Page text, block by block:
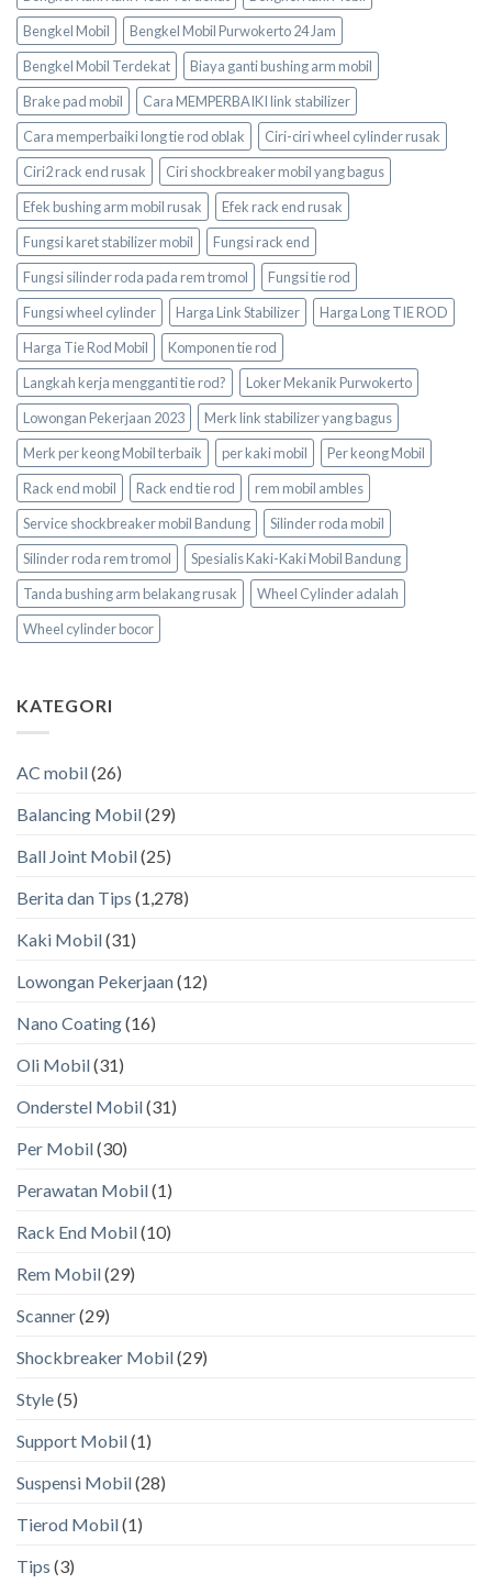
Bengkel Mobil
Bengkel Mobil Purwokerto 24 Jam
Bengkel Mobil Terdekat
Biaya ganti bushing arm mobil
Brake pad mobil
Cara MEMPERBAIKI link stabilizer
Cara memperbaiki long tie rod oblak
Ciri-ciri wheel cylinder rusak
Ciri2 rack end rusak
Ciri shockbreaker mobil yang bagus
Efek bushing arm mobil rusak
Efek rack end rusak
Fungsi karet stabilizer mobil
Fungsi rack end
Fungsi silinder roda pada rem tromol
Fungsi tie rod
Fungsi wheel cylinder
Harga Link Stabilizer
Harga Long TIE ROD
Harga Tie Rod Mobil
Komponen tie rod
Langkah kerja mengganti tie rod?
Loker Mekanik Purwokerto
Lowongan Pekerjaan 2023
Merk link stabilizer yang bagus
Merk per keong Mobil terbaik
per kaki mobil
Per keong Mobil
Rack end mobil
Rack end tie rod
rem mobil ambles
Service shockbreaker mobil Bandung
Silinder roda mobil
Silinder roda rem tromol
Spesialis Kaki-Kaki Mobil Bandung
Tanda bushing arm belakang rusak
Wheel Cylinder adalah
Wheel cylinder bocor
KATEGORI
AC mobil(26)
Balancing Mobil(29)
Ball Joint Mobil(25)
Berita dan Tips (1,278)
Kaki Mobil(31)
Lowongan Pekerjaan(12)
Nano Coating(16)
Oli Mobil(31)
Onderstel Mobil(31)
Per Mobil(30)
Perawatan Mobil(1)
Rack End Mobil(10)
Rem Mobil(29)
Scanner(29)
Shockbreaker Mobil(29)
Style(5)
Support Mobil(1)
Suspensi Mobil(28)
Tierod Mobil(1)
Tips (3)